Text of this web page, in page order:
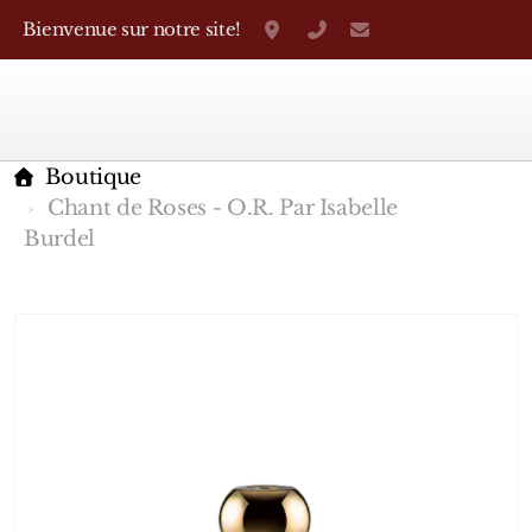
Bienvenue sur notre site! Grand-Rue 38, Genève
+41 22 310 38 75
Boutique
Chant de Roses - O.R. Par Isabelle
Burdel